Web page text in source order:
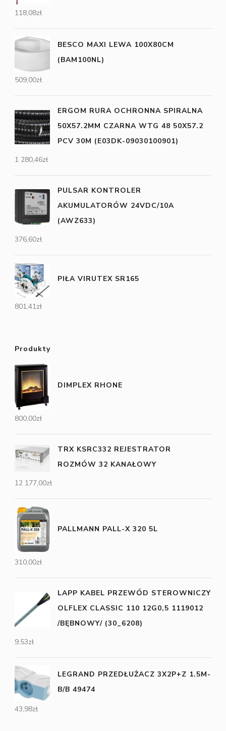
118,08zł
BESCO MAXI LEWA 100X80CM
(BAM100NL)
509,00zł
ERGOM RURA OCHRONNA SPIRALNA
50X57.2MM CZARNA WTG 48 50X57.2
PCV 30M (E03DK-09030100901)
1 280,46zł
PULSAR KONTROLER
AKUMULATORÓW 24VDC/10A
(AWZ633)
376,60zł
PIŁA VIRUTEX SR165
801,41zł
Produkty
DIMPLEX RHONE
800,00zł
TRX KSRC332 REJESTRATOR
ROZMÓW 32 KANAŁOWY
12 177,00zł
PALLMANN PALL-X 320 5L
310,00zł
LAPP KABEL PRZEWÓD STEROWNICZY
OLFLEX CLASSIC 110 12G0,5 1119012
/BĘBNOWY/ (30_6208)
9,53zł
LEGRAND PRZEDŁUŻACZ 3X2P+Z 1.5M-
B/B 49474
43,98zł